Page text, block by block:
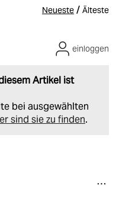
Neueste / Älteste
Artikel ist
bei ausgewählten
sind sie zu finden.
einloggen